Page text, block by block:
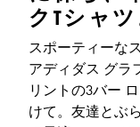
クTシャツ
スポーティーな
アディダス グラ
リントの3バー
けて。友達とぶ